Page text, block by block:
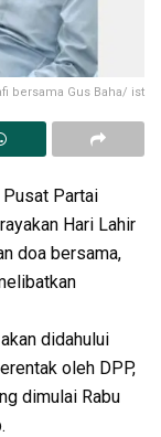
bersama Gus Baha/ ist
Partai
Hari Lahir
doa bersama,
didahului
oleh DPP,
dimulai Rabu